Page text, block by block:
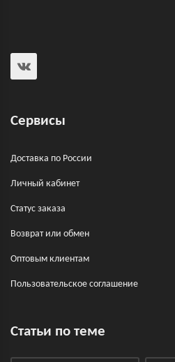
Сервисы
Доставка по России
Личный кабинет
Статус заказа
Возврат или обмен
Оптовым клиентам
Пользовательское соглашение
Статьи по теме